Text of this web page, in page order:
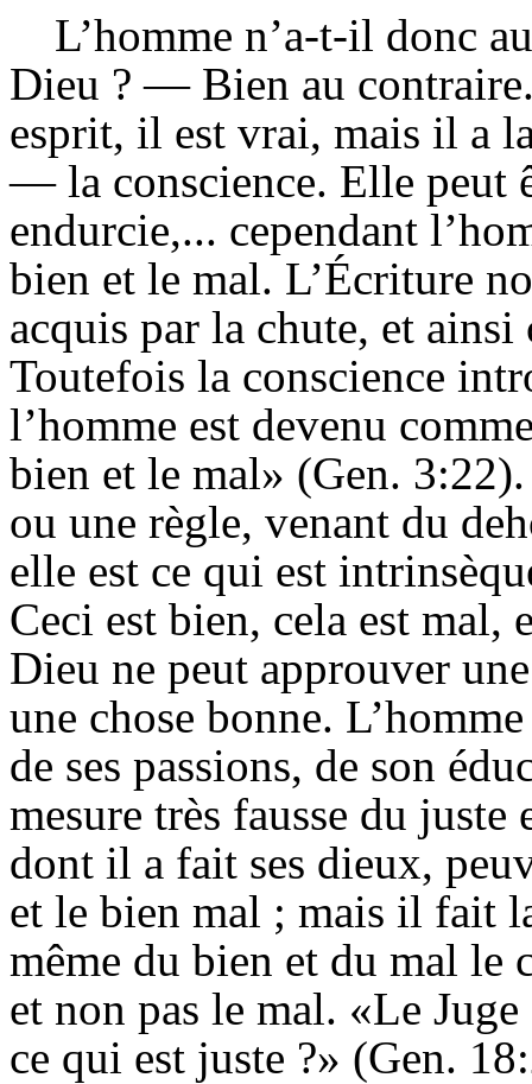
L’homme n’a-t-il donc
Dieu ? — Bien au
esprit, il est vrai, mais il a
— la conscience. Elle peut
endurcie,... cependant
bien et le mal. L’Écriture
acquis par la chute, et ainsi
Toutefois la conscience
l’homme est devenu
bien et le mal» (Gen.
ou une règle, venant du
elle est ce qui est
Ceci est bien, cela est
Dieu ne peut approuver
une chose bonne.
de ses passions, de son
mesure très fausse du
dont il a fait ses dieux,
et le bien mal ; mais il fait
même du bien et du mal le
et non pas le mal. «Le
ce qui est juste ?» (Gen.